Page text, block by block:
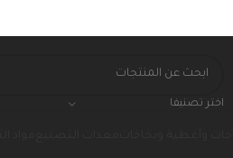
اختر تصنيفا